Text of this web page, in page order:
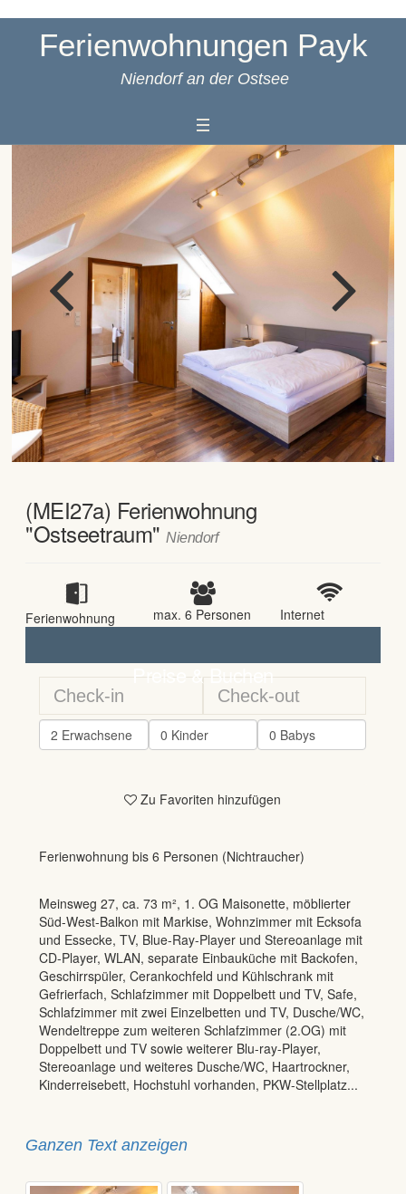
Ferienwohnungen Payk
Niendorf an der Ostsee
(MEI27a) Ferienwohnung
"Ostseetraum"Niendorf
Ferienwohnung max. 6 Personen Internet
Preise & Buchen
Zu Favoriten hinzufügen
Ferienwohnung bis 6 Personen (Nichtraucher)
Meinsweg 27, ca. 73 m², 1. OG Maisonette, möblierter
Süd-West-Balkon mit Markise, Wohnzimmer mit Ecksofa
und Essecke, TV, Blue-Ray-Player und Stereoanlage mit
CD-Player, WLAN, separate Einbauküche mit Backofen,
Geschirrspüler, Cerankochfeld und Kühlschrank mit
Gefrierfach, Schlafzimmer mit Doppelbett und TV, Safe,
Schlafzimmer mit zwei Einzelbetten und TV, Dusche/WC,
Wendeltreppe zum weiteren Schlafzimmer (2.OG) mit
Doppelbett und TV sowie weiterer Blu-ray-Player,
Stereoanlage und weiteres Dusche/WC, Haartrockner,
Kinderreisebett, Hochstuhl vorhanden, PKW-Stellplatz...
Ganzen Text anzeigen